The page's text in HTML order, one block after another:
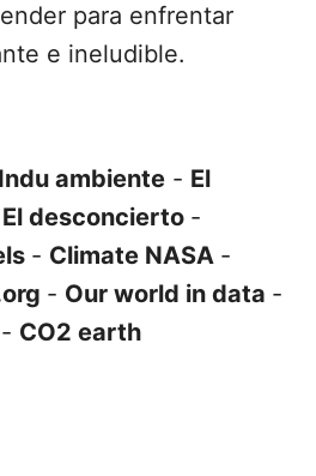
para enfrentar
e ineludible.
Indu ambiente - El
El desconcierto -
- Climate NASA -
- Our world in data -
- CO2 earth